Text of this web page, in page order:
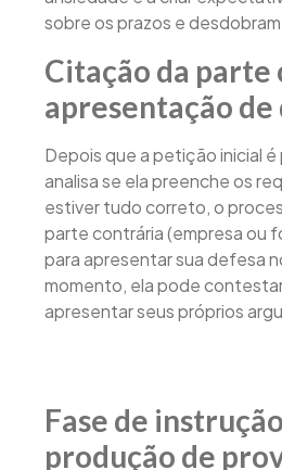
sobre os prazos e
Citação da
apresentação de
Depois que a petição inicial
analisa se ela preenche os
estiver tudo correto, o
parte contrária (empresa ou
para apresentar sua defesa
momento, ela pode
apresentar seus próprios
Fase de
produção de